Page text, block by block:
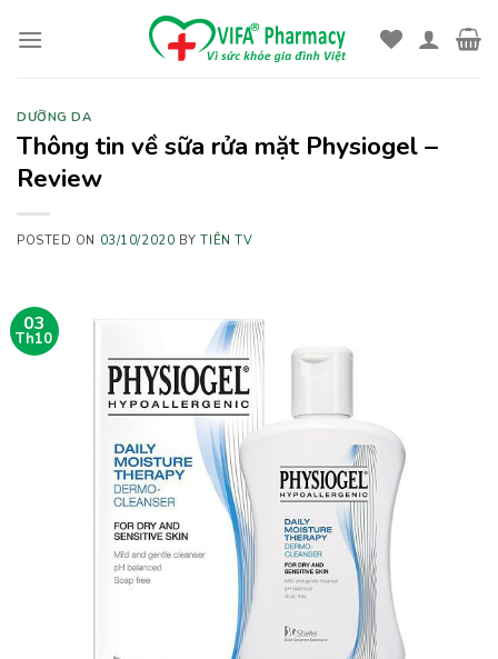
DƯỠNG DA
Thông tin về sữa rửa mặt Physiogel –
Review
POSTED ON 03/10/2020 BYTIÊN TV
03
Th10